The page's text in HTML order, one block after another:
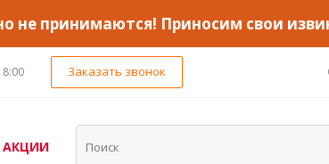
не принимаются! Приносим свои
Заказать звонок
АКЦИИ